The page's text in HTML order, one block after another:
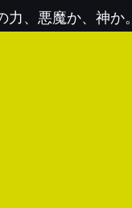
、悪魔か、神か。